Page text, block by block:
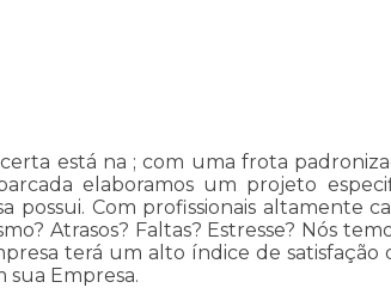
está na ; com uma frota
elaboramos um projeto
Com profissionais altamente
Atrasos? Faltas? Estresse? Nós
terá um alto índice de
Empresa.